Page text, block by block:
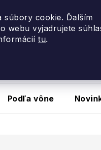
zľavu 20 % so
súbory cookie. Ďalším
webu vyjadrujete
tu.
Podľa vône